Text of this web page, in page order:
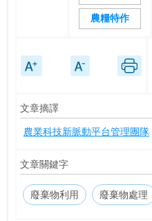
農糧特作
文章摘譯
農業科技新脈動平台管理團隊
文章關鍵字
廢棄物利用 廢棄物處理